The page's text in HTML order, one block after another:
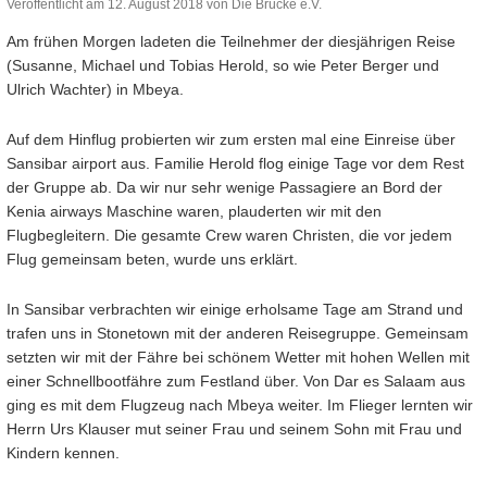
Veröffentlicht am 12. August 2018 von Die Brücke e.V.
Am frühen Morgen ladeten die Teilnehmer der diesjährigen Reise
(Susanne, Michael und Tobias Herold, so wie Peter Berger und
Ulrich Wachter) in Mbeya.
Auf dem Hinflug probierten wir zum ersten mal eine Einreise über
Sansibar airport aus. Familie Herold flog einige Tage vor dem Rest
der Gruppe ab. Da wir nur sehr wenige Passagiere an Bord der
Kenia airways Maschine waren, plauderten wir mit den
Flugbegleitern. Die gesamte Crew waren Christen, die vor jedem
Flug gemeinsam beten, wurde uns erklärt.
In Sansibar verbrachten wir einige erholsame Tage am Strand und
trafen uns in Stonetown mit der anderen Reisegruppe. Gemeinsam
setzten wir mit der Fähre bei schönem Wetter mit hohen Wellen mit
einer Schnellbootfähre zum Festland über. Von Dar es Salaam aus
ging es mit dem Flugzeug nach Mbeya weiter. Im Flieger lernten wir
Herrn Urs Klauser mut seiner Frau und seinem Sohn mit Frau und
Kindern kennen.